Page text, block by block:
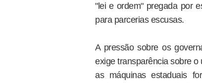
"lei e ordem" pregada por
para parcerias escusas.
A pressão sobre os
exige transparência sobre
as máquinas estaduais